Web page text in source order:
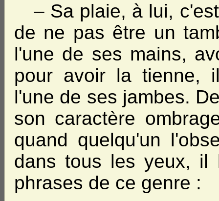
– Sa plaie, à lui,
de ne pas être un
l'une de ses mains,
pour avoir la tienne,
l'une de ses jambes.
son caractère
quand quelqu'un
dans tous les yeux, il
phrases de ce genre :